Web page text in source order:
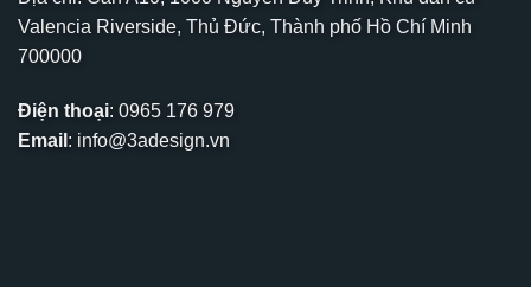
Valencia Riverside, Thủ Đức, Thành phố Hồ Chí Minh
700000
Điện thoại: 0965 176 979
Email : info@3adesign.vn